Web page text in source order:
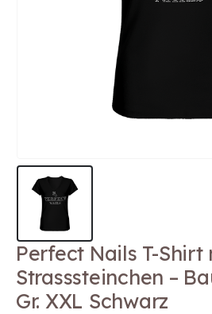
Perfect Nails T-Shirt
Strasssteinchen –
Gr. XXL Schwarz